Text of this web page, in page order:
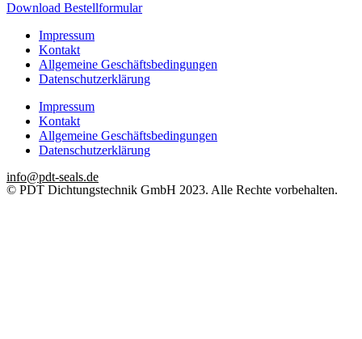
Download Bestellformular
Impressum
Kontakt
Allgemeine Geschäftsbedingungen
Datenschutzerklärung
Impressum
Kontakt
Allgemeine Geschäftsbedingungen
Datenschutzerklärung
info@pdt-seals.de
© PDT Dichtungstechnik GmbH 2023. Alle Rechte vorbehalten.